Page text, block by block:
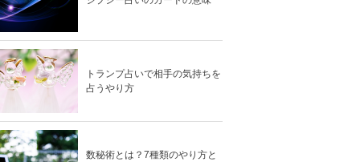
トランプ占いで相手の気持ちを
占うやり方
数秘術とは？7種類のやり方と